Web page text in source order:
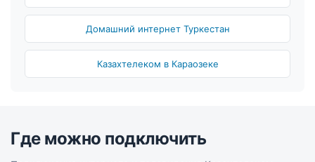
Домашний интернет Туркестан
Казахтелеком в Караозеке
Где можно подключить